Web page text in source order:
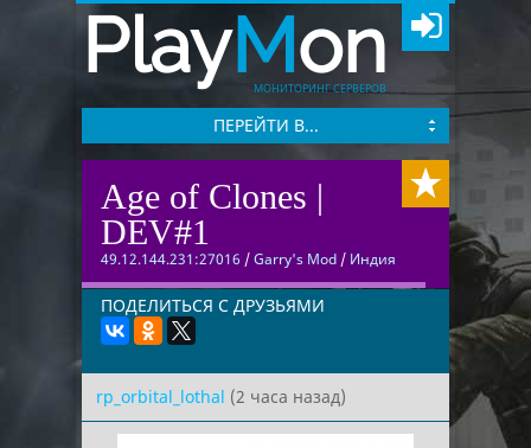
PlayMon
МОНИТОРИНГ СЕРВЕРОВ
ПЕРЕЙТИ В...
Age of Clones |
DEV#1
49.12.144.231:27016 /Garry's Mod / Индия
ПОДЕЛИТЬСЯ С ДРУЗЬЯМИ
rp_orbital_lothal (2 часа назад)